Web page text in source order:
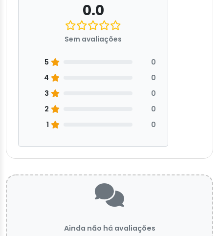
0.0
Sem avaliações
5
0
4
0
3
0
2
0
1
0
Ainda não há avaliações